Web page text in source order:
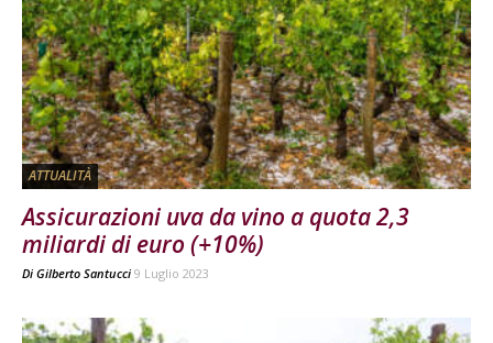
ATTUALITÀ
Assicurazioni uva da vino a quota 2,3
miliardi di euro (+10%)
Di Gilberto Santucci 9 Luglio 2023